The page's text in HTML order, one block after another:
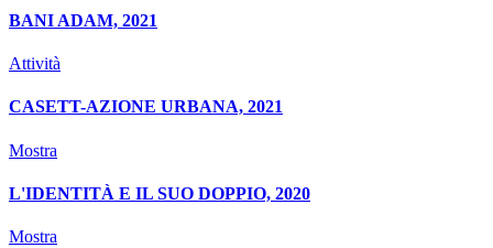
BANI ADAM, 2021
Attività
CASETT-AZIONE URBANA, 2021
Mostra
L'IDENTITÀ E IL SUO DOPPIO, 2020
Mostra